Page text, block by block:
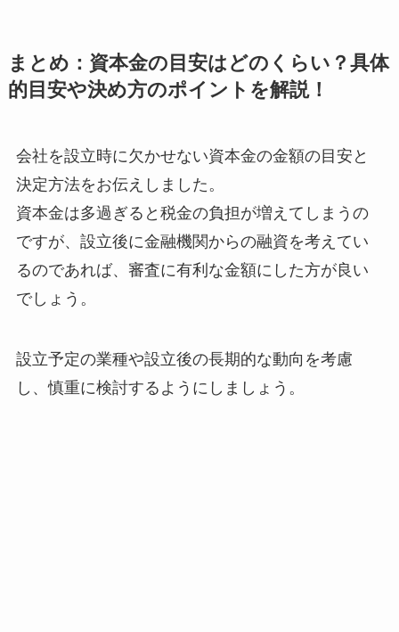
まとめ：資本金の目安はどのくらい？具体
的目安や決め方のポイントを解説！
会社を設立時に欠かせない資本金の金額の目安と
決定方法をお伝えしました。
資本金は多過ぎると税金の負担が増えてしまうの
ですが、設立後に金融機関からの融資を考えてい
るのであれば、審査に有利な金額にした方が良い
でしょう。
設立予定の業種や設立後の長期的な動向を考慮
し、慎重に検討するようにしましょう。